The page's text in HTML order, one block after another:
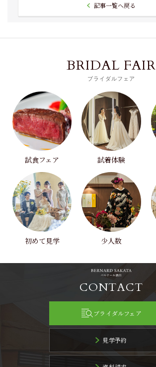
記事一覧へ戻る
BRIDAL FAIR
ブライダルフェア
試食フェア 試着体験
初めて見学 少人数
CONTACT
ブライダルフェア
見学予約